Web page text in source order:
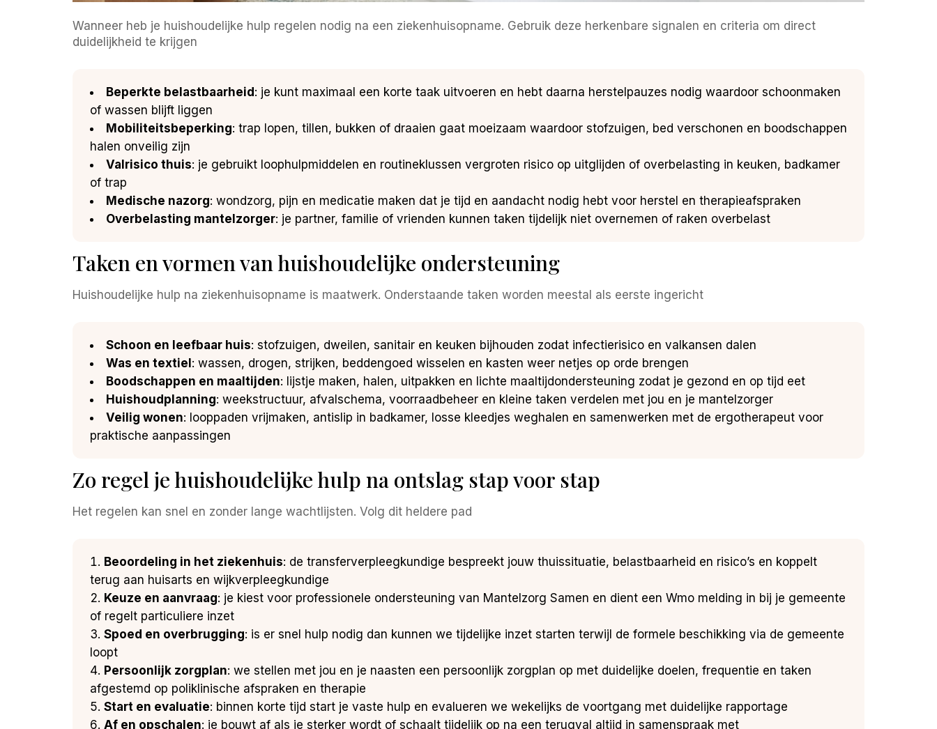
Wanneer heb je huishoudelijke hulp regelen nodig na een ziekenhuisopname. Gebruik deze herkenbare signalen en criteria om direct
duidelijkheid te krijgen
Beperkte belastbaarheid: je kunt maximaal een korte taak uitvoeren en hebt daarna herstelpauzes nodig waardoor schoonmaken
of wassen blijft liggen
Mobiliteitsbeperking: trap lopen, tillen, bukken of draaien gaat moeizaam waardoor stofzuigen, bed verschonen en boodschappen
halen onveilig zijn
Valrisico thuis: je gebruikt loophulpmiddelen en routineklussen vergroten risico op uitglijden of overbelasting in keuken, badkamer
of trap
Medische nazorg: wondzorg, pijn en medicatie maken dat je tijd en aandacht nodig hebt voor herstel en therapieafspraken
Overbelasting mantelzorger: je partner, familie of vrienden kunnen taken tijdelijk niet overnemen of raken overbelast
Taken en vormen van huishoudelijke ondersteuning
Huishoudelijke hulp na ziekenhuisopname is maatwerk. Onderstaande taken worden meestal als eerste ingericht
Schoon en leefbaar huis: stofzuigen, dweilen, sanitair en keuken bijhouden zodat infectierisico en valkansen dalen
Was en textiel: wassen, drogen, strijken, beddengoed wisselen en kasten weer netjes op orde brengen
Boodschappen en maaltijden: lijstje maken, halen, uitpakken en lichte maaltijdondersteuning zodat je gezond en op tijd eet
Huishoudplanning: weekstructuur, afvalschema, voorraadbeheer en kleine taken verdelen met jou en je mantelzorger
Veilig wonen: looppaden vrijmaken, antislip in badkamer, losse kleedjes weghalen en samenwerken met de ergotherapeut voor
praktische aanpassingen
Zo regel je huishoudelijke hulp na ontslag stap voor stap
Het regelen kan snel en zonder lange wachtlijsten. Volg dit heldere pad
Beoordeling in het ziekenhuis: de transferverpleegkundige bespreekt jouw thuissituatie, belastbaarheid en risico’s en koppelt
terug aan huisarts en wijkverpleegkundige
Keuze en aanvraag: je kiest voor professionele ondersteuning van Mantelzorg Samen en dient een Wmo melding in bij je gemeente
of regelt particuliere inzet
Spoed en overbrugging: is er snel hulp nodig dan kunnen we tijdelijke inzet starten terwijl de formele beschikking via de gemeente
loopt
Persoonlijk zorgplan: we stellen met jou en je naasten een persoonlijk zorgplan op met duidelijke doelen, frequentie en taken
afgestemd op poliklinische afspraken en therapie
Start en evaluatie: binnen korte tijd start je vaste hulp en evalueren we wekelijks de voortgang met duidelijke rapportage
Af en opschalen: je bouwt af als je sterker wordt of schaalt tijdelijk op na een terugval altijd in samenspraak met